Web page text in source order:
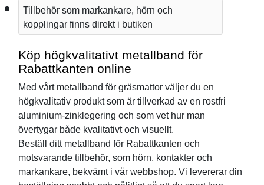
Tillbehör som markankare, hörn och
kopplingar finns direkt i butiken
Köp högkvalitativt metallband för
Rabattkanten online
Med vårt metallband för gräsmattor väljer du en
högkvalitativ produkt som är tillverkad av en rostfri
aluminium-zinklegering och som vet hur man
övertygar både kvalitativt och visuellt.
Beställ ditt metallband för Rabattkanten och
motsvarande tillbehör, som hörn, kontakter och
markankare, bekvämt i vår webbshop. Vi levererar din